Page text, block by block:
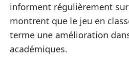
informent régulièrement
montrent que le jeu en
terme une amélioration
académiques.